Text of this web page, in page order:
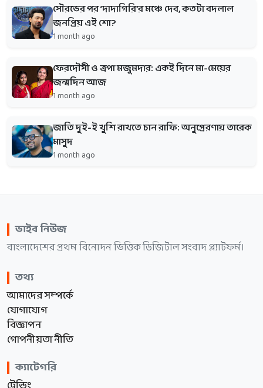
সৌরভের পর ‘দাদাগিরি’র মঞ্চে দেব, কতটা বদলাল
জনপ্রিয় এই শো?
1 month ago
ফেরদৌসী ও ত্রপা মজুমদার: একই দিনে মা-মেয়ের
জন্মদিন আজ
1 month ago
জাতি দুই-ই খুশি রাখতে চান রাফি: অনুপ্রেরণায় তারেক
মাসুদ
1 month ago
ভাইব নিউজ
বাংলাদেশের প্রথম বিনোদন ভিত্তিক ডিজিটাল সংবাদ প্ল্যাটফর্ম।
তথ্য
আমাদের সম্পর্কে
যোগাযোগ
বিজ্ঞাপন
গোপনীয়তা নীতি
ক্যাটেগরি